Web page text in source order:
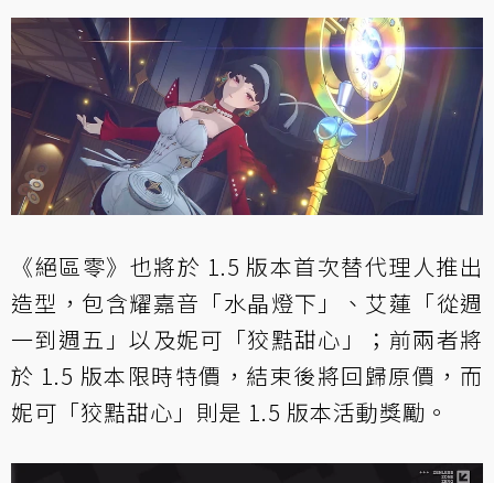
《絕區零》也將於 1.5 版本首次替代理人推出
造型，包含耀嘉音「水晶燈下」、艾蓮「從週
一到週五」以及妮可「狡黠甜心」；前兩者將
於 1.5 版本限時特價，結束後將回歸原價，而
妮可「狡黠甜心」則是 1.5 版本活動獎勵。